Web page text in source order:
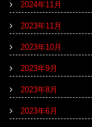
2024年11月
2023年11月
2023年10月
2023年9月
2023年8月
2023年6月